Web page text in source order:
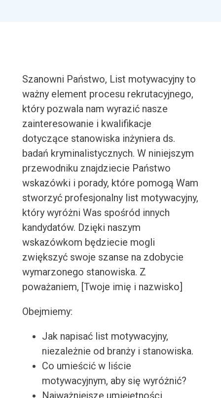
Szanowni Państwo, List motywacyjny to
ważny element procesu rekrutacyjnego,
który pozwala nam wyrazić nasze
zainteresowanie i kwalifikacje
dotyczące stanowiska inżyniera ds.
badań kryminalistycznych. W niniejszym
przewodniku znajdziecie Państwo
wskazówki i porady, które pomogą Wam
stworzyć profesjonalny list motywacyjny,
który wyróżni Was spośród innych
kandydatów. Dzięki naszym
wskazówkom będziecie mogli
zwiększyć swoje szanse na zdobycie
wymarzonego stanowiska. Z
poważaniem, [Twoje imię i nazwisko]
Obejmiemy:
Jak napisać list motywacyjny,
niezależnie od branży i stanowiska.
Co umieścić w liście
motywacyjnym, aby się wyróżnić?
Najważniejsze umiejętności